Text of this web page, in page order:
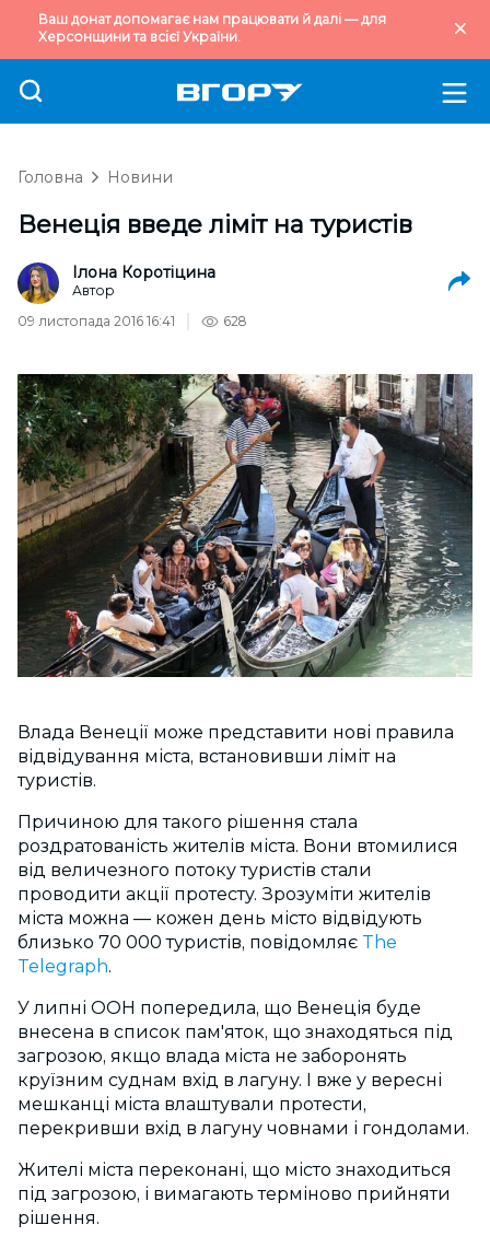
Ваш донат допомагає нам працювати й далі — для
Херсонщини та всієї України.
Головна Новини
Венеція введе ліміт на туристів
Ілона Коротіцина
Автор
09 листопада 2016 16:41
628
Влада Венеції може представити нові правила
відвідування міста, встановивши ліміт на
туристів.
Причиною для такого рішення стала
роздратованість жителів міста. Вони втомилися
від величезного потоку туристів стали
проводити акції протесту. Зрозуміти жителів
міста можна — кожен день місто відвідують
близько 70 000 туристів, повідомляє The
Telegraph.
У липні ООН попередила, що Венеція буде
внесена в список пам'яток, що знаходяться під
загрозою, якщо влада міста не заборонять
круїзним суднам вхід в лагуну. І вже у вересні
мешканці міста влаштували протести,
перекривши вхід в лагуну човнами і гондолами.
Жителі міста переконані, що місто знаходиться
під загрозою, і вимагають терміново прийняти
рішення.